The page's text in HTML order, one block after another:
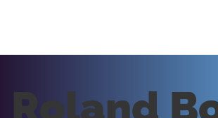
Roland